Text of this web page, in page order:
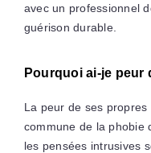
avec un professionnel
guérison durable.
Pourquoi ai-je peur
La peur de ses
commune de la phobie
les pensées intrusives